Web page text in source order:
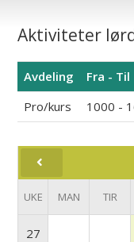
Aktiviteter
Avdeling Fra - Til
Pro/kurs
1000 -
UKE MAN TIR
27